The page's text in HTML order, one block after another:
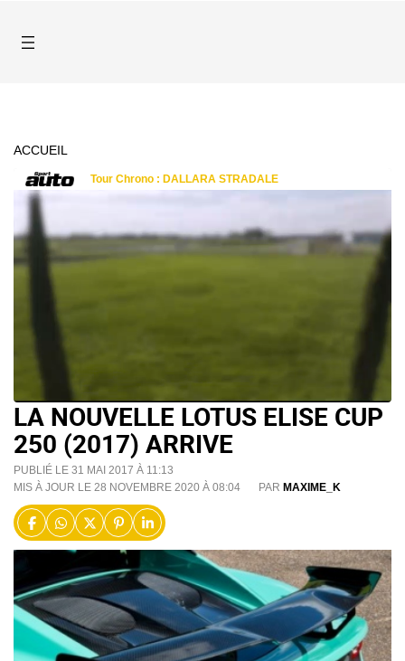
ACCUEIL
LA NOUVELLE LOTUS ELISE CUP
250 (2017) ARRIVE
PUBLIÉ LE 31 MAI 2017 À 11:13
MIS À JOUR LE 28 NOVEMBRE 2020 À 08:04
PAR MAXIME_K